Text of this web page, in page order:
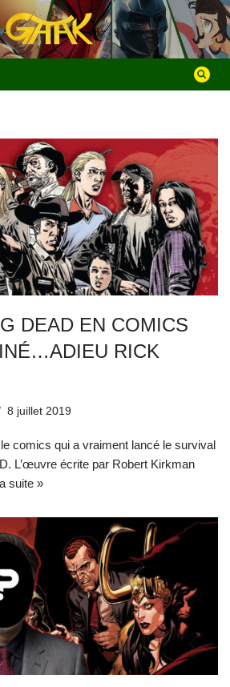
DEAD EN COMICS
RICK
8 juillet 2019
comics qui a vraiment lancé le survival
L’œuvre écrite par Robert Kirkman
suite »